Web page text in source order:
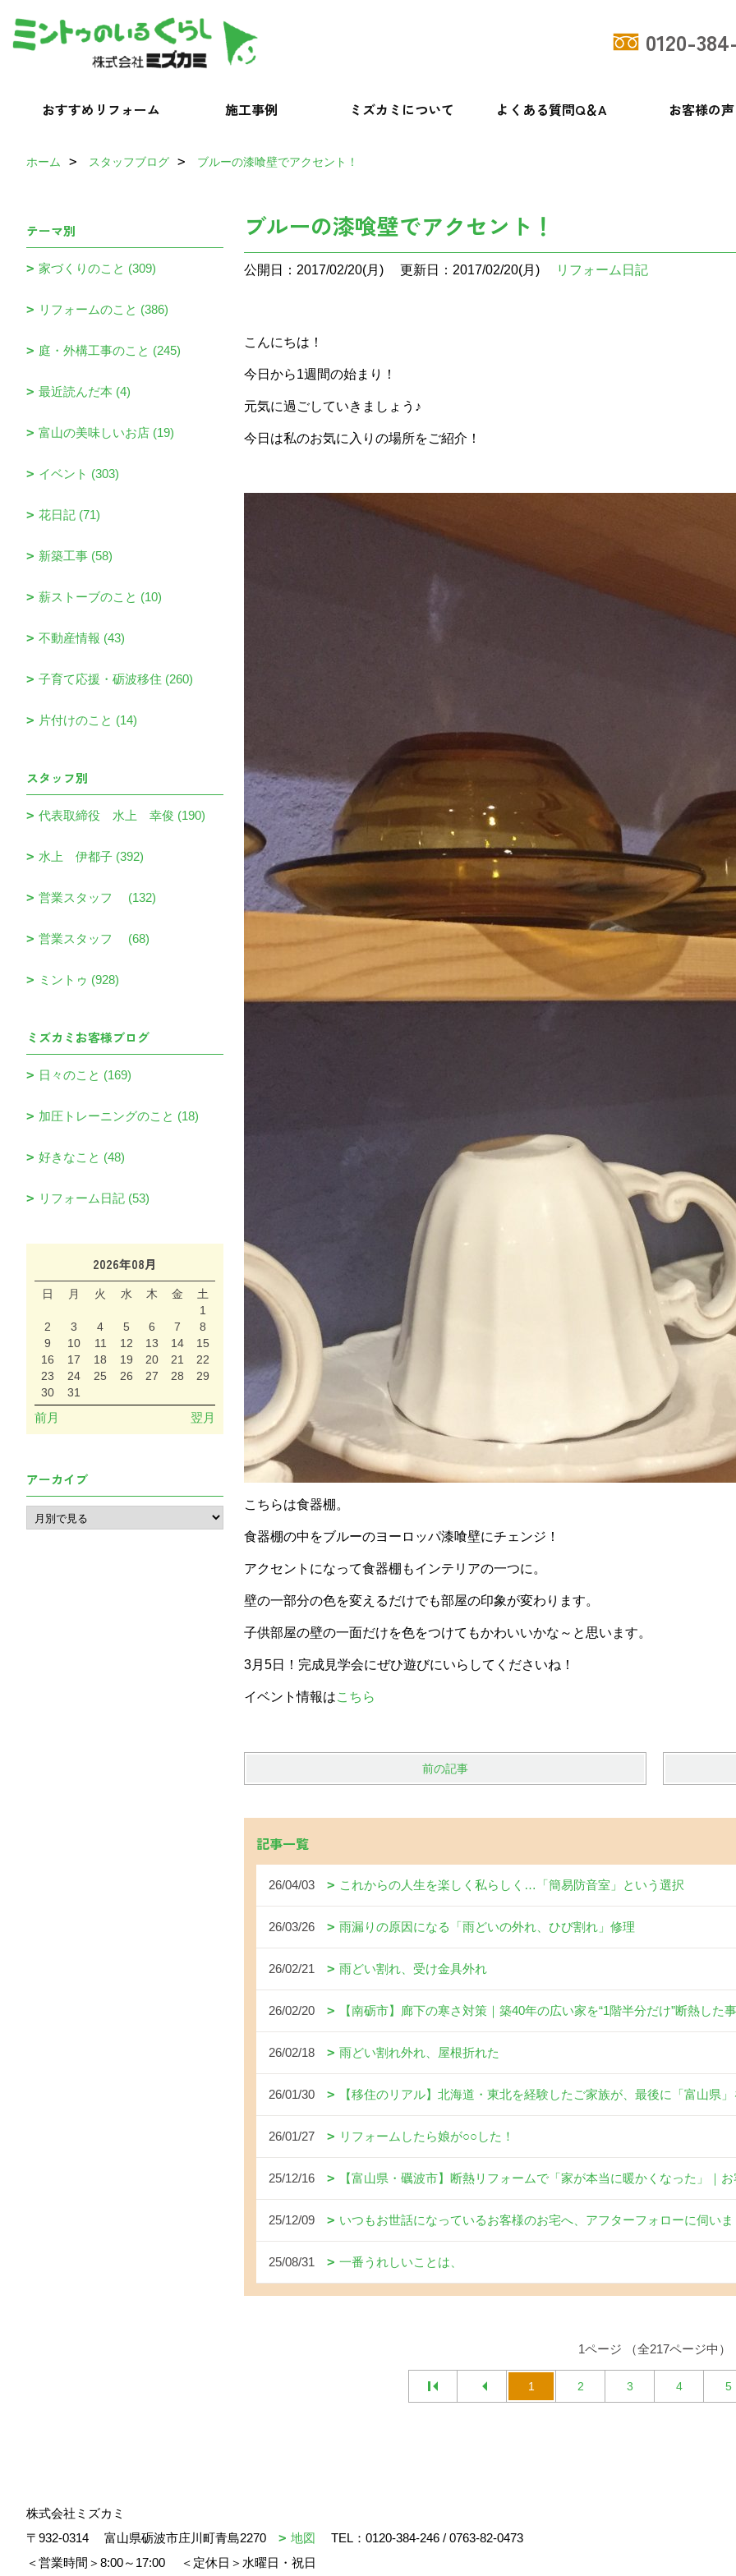
0120-
おすすめリフォーム 施工事例 ミズカミについて よくある質問Q＆A お客様の声
ホーム スタッフブログ ブルーの漆喰壁でアクセント！
ブルーの漆喰壁でアクセント！
公開日：2017/02/20(月) 更新日：2017/02/20(月) リフォーム日記
こんにちは！
今日から1週間の始まり！
元気に過ごしていきましょう♪
今日は私のお気に入りの場所をご紹介！
こちらは食器棚。
食器棚の中をブルーのヨーロッパ漆喰壁にチェンジ！
アクセントになって食器棚もインテリアの一つに。
壁の一部分の色を変えるだけでも部屋の印象が変わります。
子供部屋の壁の一面だけを色をつけてもかわいいかな～と思います。
3月5日！完成見学会にぜひ遊びにいらしてくださいね！
イベント情報はこちら
前の記事
記事一覧
26/04/03 これからの人生を楽しく私らしく…「簡易防音室」という選択
26/03/26 雨漏りの原因になる「雨どいの外れ、ひび割れ」修理
26/02/21 雨どい割れ、受け金具外れ
26/02/20 【南砺市】廊下の寒さ対策｜築40年の広い家を“1階半分だけ”断熱した
26/02/18 雨どい割れ外れ、屋根折れた
26/01/30 【移住のリアル】北海道・東北を経験したご家族が、最後に「富山県
26/01/27 リフォームしたら娘が○○した！
25/12/16 【富山県・礪波市】断熱リフォームで「家が本当に暖かくなった」｜
25/12/09 いつもお世話になっているお客様のお宅へ、アフターフォローに伺い
25/08/31 一番うれしいことは、
1ページ （全217ページ中）
1 2 3 4 5
テーマ別
家づくりのこと (309)
リフォームのこと (386)
庭・外構工事のこと (245)
最近読んだ本 (4)
富山の美味しいお店 (19)
イベント (303)
花日記 (71)
新築工事 (58)
薪ストーブのこと (10)
不動産情報 (43)
子育て応援・砺波移住 (260)
片付けのこと (14)
スタッフ別
代表取締役 水上 幸俊 (190)
水上 伊都子 (392)
営業スタッフ (132)
営業スタッフ (68)
ミントゥ (928)
ミズカミお客様ブログ
日々のこと (169)
加圧トレーニングのこと (18)
好きなこと (48)
リフォーム日記 (53)
2026年08月
日 月 火 水 木 金
土
1
2
3 4 5 6 7
8
9
10 11 12 13 14
15
16
17 18 19 20 21
22
23
24 25 26 27 28
29
30
31
前月 翌月
アーカイブ
株式会社ミズカミ
〒932-0314
富山県砺波市庄川町青島2270 地図 TEL： 0120-384-246 / 0763-82-0473
＜営業時間＞8:00～17:00
＜定休日＞水曜日・祝日